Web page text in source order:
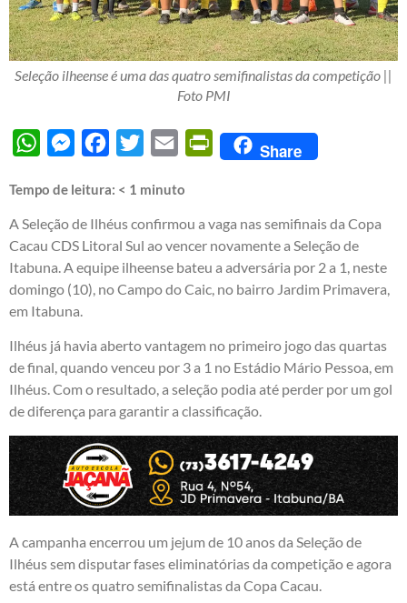
Seleção ilheense é uma das quatro semifinalistas da competição ||
Foto PMI
WhatsAppMessengerFacebook
Twitter Email PrintFriendly
Share
Tempo de leitura: < 1 minuto
A Seleção de Ilhéus confirmou a vaga nas semifinais da Copa
Cacau CDS Litoral Sul ao vencer novamente a Seleção de
Itabuna. A equipe ilheense bateu a adversária por 2 a 1, neste
domingo (10), no Campo do Caic, no bairro Jardim Primavera,
em Itabuna.
Ilhéus já havia aberto vantagem no primeiro jogo das quartas
de final, quando venceu por 3 a 1 no Estádio Mário Pessoa, em
Ilhéus. Com o resultado, a seleção podia até perder por um gol
de diferença para garantir a classificação.
A campanha encerrou um jejum de 10 anos da Seleção de
Ilhéus sem disputar fases eliminatórias da competição e agora
está entre os quatro semifinalistas da Copa Cacau.